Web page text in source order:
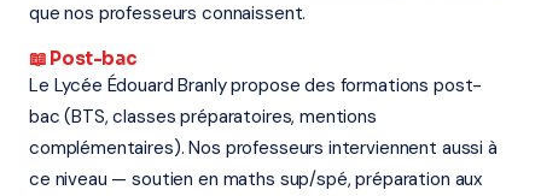
que nos professeurs connaissent.
📖 Post-bac
Le Lycée Édouard Branly propose des formations post-
bac (BTS, classes préparatoires, mentions
complémentaires). Nos professeurs interviennent aussi à
ce niveau — soutien en maths sup/spé, préparation aux